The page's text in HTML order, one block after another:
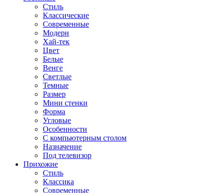
Стиль
Классические
Современные
Модерн
Хай-тек
Цвет
Белые
Венге
Светлые
Темные
Размер
Мини стенки
Форма
Угловые
Особенности
С компьютерным столом
Назначение
Под телевизор
Прихожие
Стиль
Классика
Современные